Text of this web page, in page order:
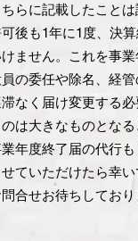
らに記載したことは
後も1年に1度、決
ません。これを事業
の委任や除名、経
なく届け変更する
は大きなものとなる
年度終了届の代行も
ていただけたら幸い
合せお待ちしており